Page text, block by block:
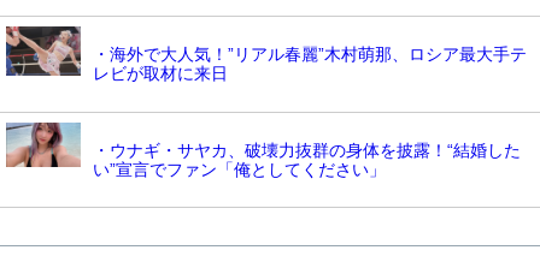
・海外で大人気！”リアル春麗”木村萌那、ロシア最大手テ
レビが取材に来日
・ウナギ・サヤカ、破壊力抜群の身体を披露！“結婚した
い”宣言でファン「俺としてください」